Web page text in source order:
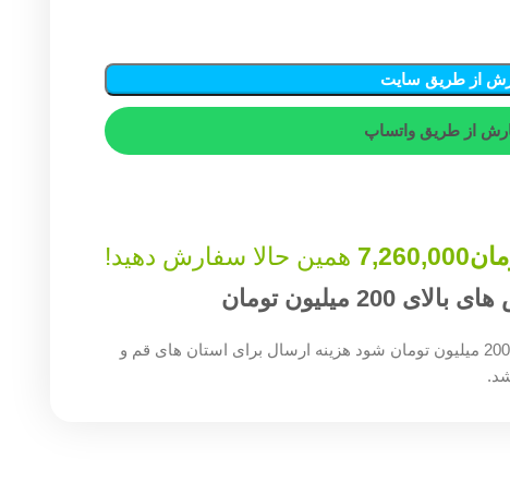
از طریق سایت
از طریق واتساپ
7,260,000 همین حالا سفارش دهید!
میلیون تومان
چنان چه جمع صورت حساب شما بالای 200 میلیون تومان شود هزینه ارسال برای استان های قم و